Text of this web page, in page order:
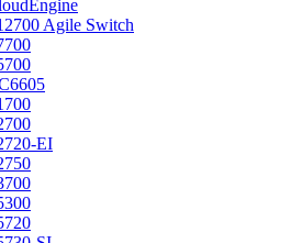
Agile Switch
EI